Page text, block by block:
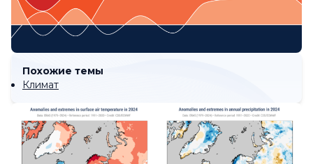
Похожие темы
Климат